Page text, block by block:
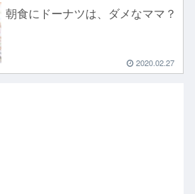
朝食にドーナツは、ダメなママ？
2020.02.27